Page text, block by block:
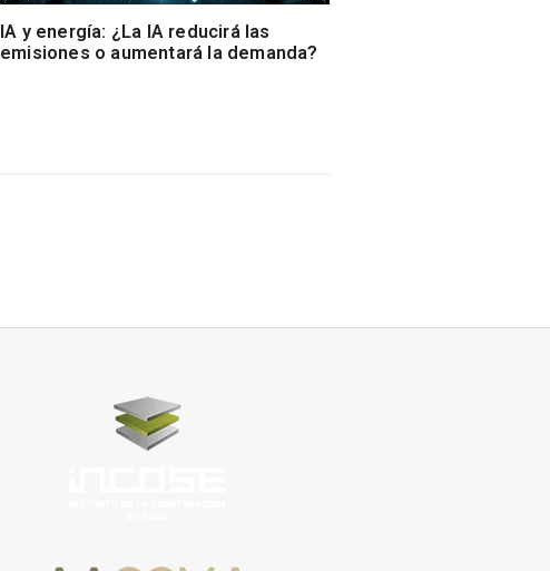
IA y energía: ¿La IA reducirá las
emisiones o aumentará la demanda?